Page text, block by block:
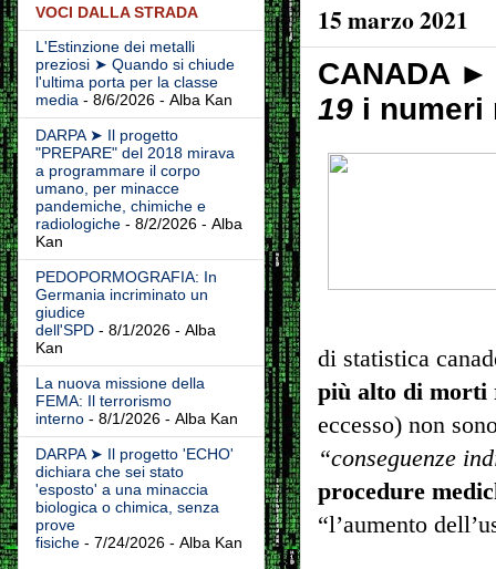
15 marzo 2021
CANADA
19 i numeri
di statistica
più alto di morti
eccesso) non
“conseguenze
procedure
“l’aumento
VOCI DALLA STRADA
L'Estinzione dei metalli
preziosi ➤ Quando si chiude
l'ultima porta per la classe
media - 8/6/2026 - Alba Kan
DARPA ➤ Il progetto
"PREPARE" del 2018 mirava
a programmare il corpo
umano, per minacce
pandemiche, chimiche e
radiologiche - 8/2/2026 - Alba
Kan
PEDOPORMOGRAFIA: In
Germania incriminato un
giudice
dell'SPD - 8/1/2026 - Alba
Kan
La nuova missione della
FEMA: Il terrorismo
interno - 8/1/2026 - Alba Kan
DARPA ➤ Il progetto 'ECHO'
dichiara che sei stato
'esposto' a una minaccia
biologica o chimica, senza
prove
fisiche - 7/24/2026 - Alba Kan